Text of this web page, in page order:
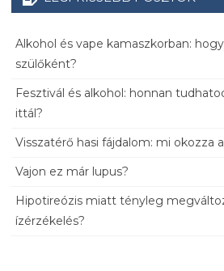
Alkohol és vape kamaszkorban:
szülőként?
Fesztivál és alkohol: honnan
ittál?
Visszatérő hasi fájdalom: mi okozza
Vajon ez már lupus?
Hipotireózis miatt tényleg
ízérzékelés?